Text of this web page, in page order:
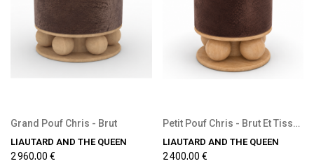
Grand Pouf Chris - Brut
LIAUTARD AND THE QUEEN
2 960,00 €
Petit Pouf Chris - Brut Et Tissu Chocolat
LIAUTARD AND THE QUEEN
2 400,00 €